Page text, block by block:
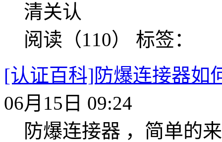
清关认
阅读（110） 标签：
[认证百科]防爆连接器如
06月15日 09:24
防爆连接器 ，简单的